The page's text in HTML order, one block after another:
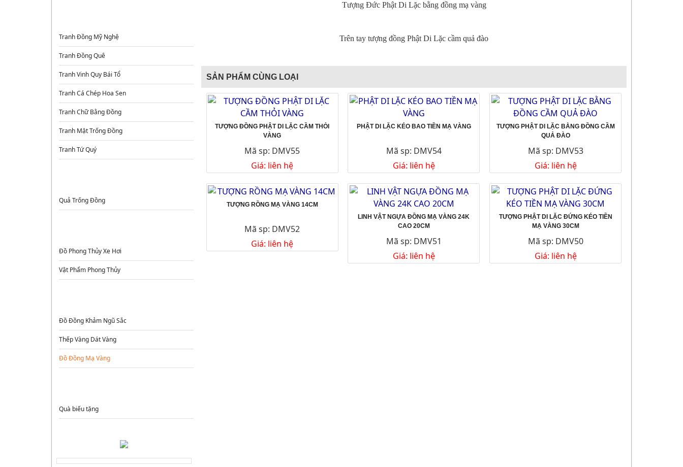
Tranh Đồng Mỹ Nghệ
Tranh Đồng Quê
Tranh Vinh Quy Bái Tổ
Tranh Cá Chép Hoa Sen
Tranh Chữ Bằng Đồng
Tranh Mặt Trống Đồng
Tranh Tứ Quý
Quả Trống Đồng
Đồ Phong Thủy Xe Hơi
Vật Phẩm Phong Thủy
Đồ Đồng Khảm Ngũ Sắc
Thếp Vàng Dát Vàng
Đồ Đồng Mạ Vàng
Quà biếu tặng
Tượng Đức Phật Di Lặc bằng đồng mạ vàng
Trên tay tượng đồng Phật Di Lặc cầm quả đào
SẢN PHẨM CÙNG LOẠI
TƯỢNG ĐỒNG PHẬT DI LẶC CẦM THỎI
VÀNG
Mã sp: DMV55
Giá: liên hệ
PHẬT DI LẶC KÉO BAO TIỀN MẠ VÀNG
Mã sp: DMV54
Giá: liên hệ
TƯỢNG PHẬT DI LẶC BẰNG ĐỒNG CẦM
QUẢ ĐÀO
Mã sp: DMV53
Giá: liên hệ
TƯỢNG RỒNG MẠ VÀNG 14CM
Mã sp: DMV52
Giá: liên hệ
LINH VẬT NGỰA ĐỒNG MẠ VÀNG 24K
CAO 20CM
Mã sp: DMV51
Giá: liên hệ
TƯỢNG PHẬT DI LẶC ĐỨNG KÉO TIỀN
MẠ VÀNG 30CM
Mã sp: DMV50
Giá: liên hệ